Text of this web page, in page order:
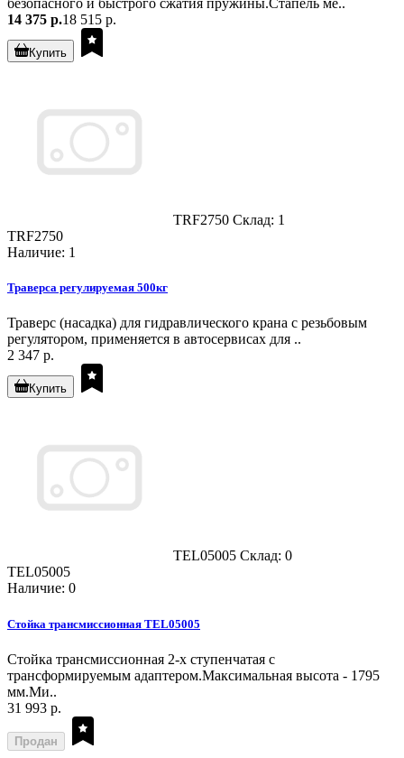
безопасного и быстрого сжатия пружины.Стапель ме..
14 375 р.18 515 р.
Купить
TRF2750 Склад: 1
TRF2750
Наличие: 1
Траверса регулируемая 500кг
Траверс (насадка) для гидравлического крана с резьбовым
регулятором, применяется в автосервисах для ..
2 347 р.
Купить
TEL05005 Склад: 0
TEL05005
Наличие: 0
Стойка трансмиссионная TEL05005
Стойка трансмиссионная 2-х ступенчатая с
трансформируемым адаптером.Максимальная высота - 1795
мм.Ми..
31 993 р.
Продан